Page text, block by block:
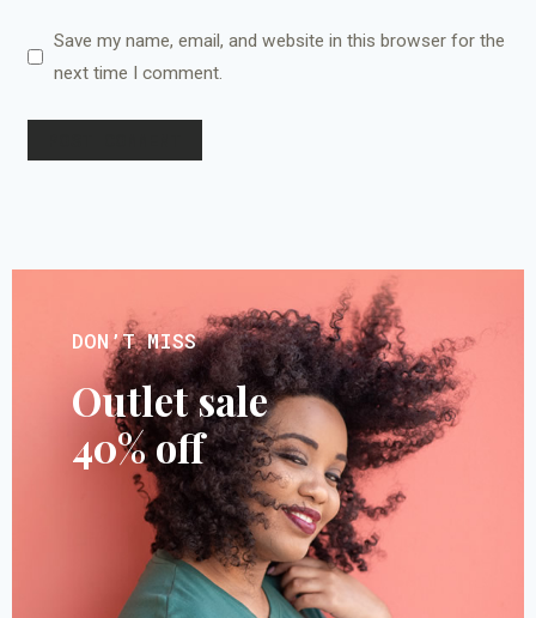
Save my name, email, and website in this browser for the
next time I comment.
DON’T MISS
Outlet sale
40% off